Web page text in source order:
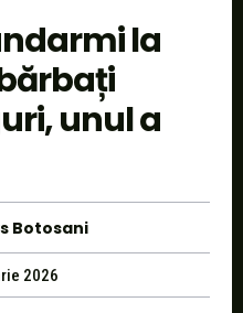
la
unul a
Botosani
2026